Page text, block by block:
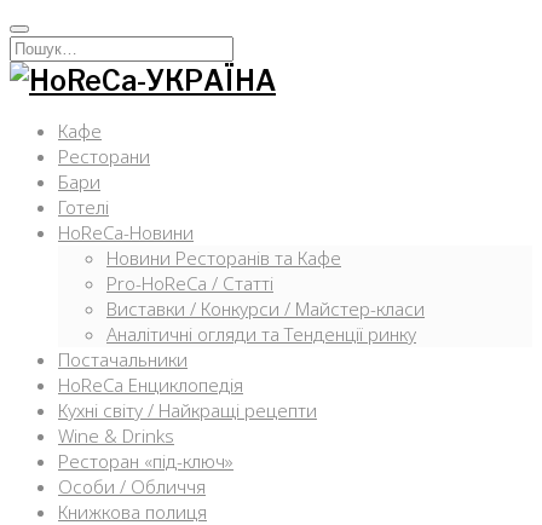
Перейти
к
содержимому
Искать:
Кафе
Ресторани
Бари
Готелі
HoReCa-Новини
Новини Ресторанів та Кафе
Pro-HoReCa / Статті
Виставки / Конкурси / Майстер-класи
Аналітичні огляди та Тенденції ринку
Постачальники
HoReCa Енциклопедія
Кухні світу / Найкращі рецепти
Wine & Drinks
Ресторан «під-ключ»
Особи / Обличчя
Книжкова полиця